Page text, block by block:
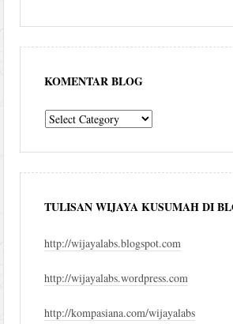
KOMENTAR BLOG
komentar
TULISAN WIJAYA KUSUMAH DI
http://wijayalabs.blogspot.com
http://wijayalabs.wordpress.com
http://kompasiana.com/wijayalabs